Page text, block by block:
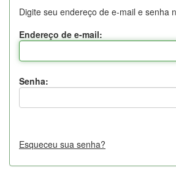
Digite seu endereço de e-mail e senha
Endereço de e-mail:
Senha:
Esqueceu sua senha?